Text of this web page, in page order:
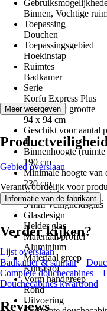
Binnen, Vochtige
Toepassing
Douchen
Toepassingsgebied
Hoekinstap
Ruimtes
Badkamer
Serie
Korfu Express Plus
Douchebak grootte
94 x 94 cm
Geschikt voor aantal
1
Binnenhoogte
190 cm
Minimale hoogte van
230 cm
Type glas
5 mm Veiligheidsglas
Glasdesign
Helder glas
Materiaal profiel
Aluminium
Materiaal greep
Kunststof
Vorm handgreep
Rond
Uitvoering
Meer weergeven
Productveiligheid
Gebied overslaan
Verantwoordelijk voor
Informatie van de fabrikant .
Verder kijken?
Lijst overslaan
Badkamer & sanitair
Complete douchecabines
Douchecabines kwartrond
Reviews